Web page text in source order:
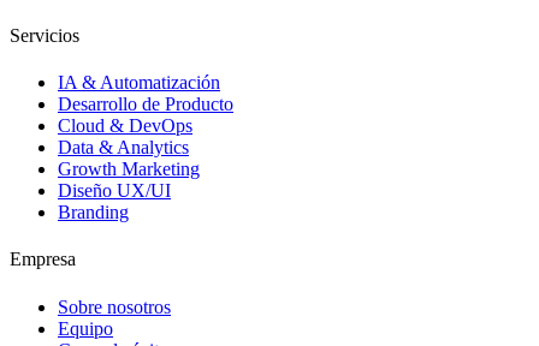
Servicios
IA & Automatización
Desarrollo de Producto
Cloud & DevOps
Data & Analytics
Growth Marketing
Diseño UX/UI
Branding
Empresa
Sobre nosotros
Equipo